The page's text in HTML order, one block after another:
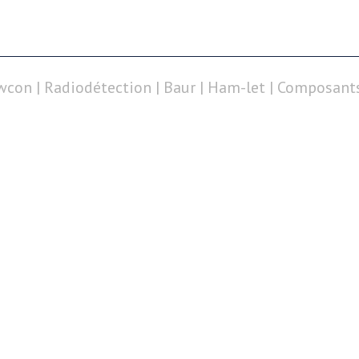
| Radiodétection | Baur| Ham-let |